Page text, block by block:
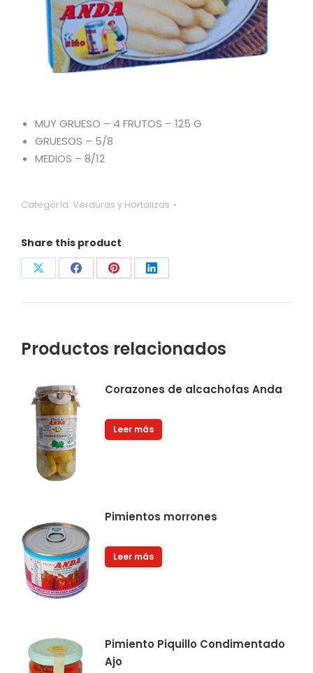
MUY GRUESO – 4 FRUTOS – 125 G
GRUESOS – 5/8
MEDIOS – 8/12
Categoría: Verduras y Hortalizas
Share this product
CompartirCompartirCompartirCompartir
Productos relacionados
Corazones de alcachofas Anda
Leer más
Pimientos morrones
Leer más
Pimiento Piquillo Condimentado
Ajo